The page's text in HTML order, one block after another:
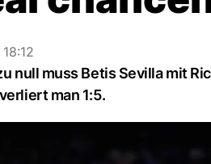
null muss Betis Sevilla mit
man 1:5.